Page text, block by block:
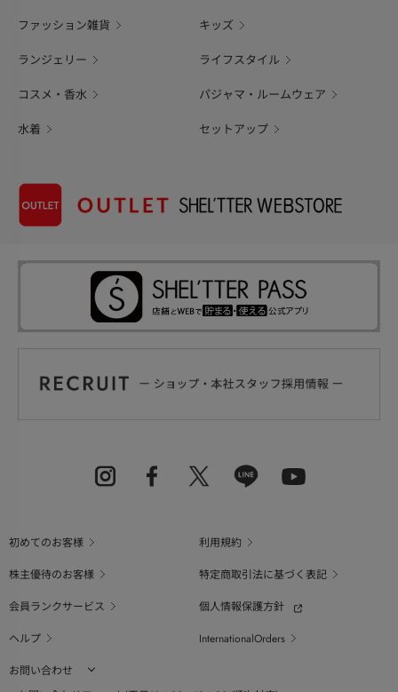
ファッション雑貨 キッズ
ランジェリー ライフスタイル
コスメ・香水 パジャマ・ルームウェア
水着 セットアップ
初めてのお客様
利用規約
株主優待のお客様
特定商取引法に基づく表記
会員ランクサービス
個人情報保護方針
ヘルプ
InternationalOrders
お問い合わせ